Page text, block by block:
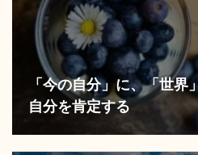
「今の自分」に、「世界
自分を肯定する